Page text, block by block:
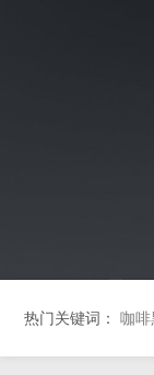
热门关键词： 咖啡